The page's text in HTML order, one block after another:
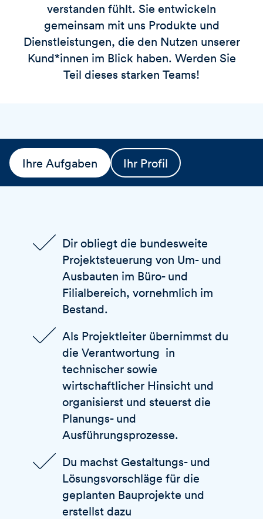
verstanden fühlt. Sie entwickeln
gemeinsam mit uns Produkte und
Dienstleistungen, die den Nutzen unserer
Kund*innen im Blick haben. Werden Sie
Teil dieses starken Teams!
Ihre Aufgaben Ihr Profil
Dir obliegt die bundesweite
Projektsteuerung von Um- und
Ausbauten im Büro- und
Filialbereich, vornehmlich im
Bestand.
Als Projektleiter übernimmst du
die Verantwortung in
technischer sowie
wirtschaftlicher Hinsicht und
organisierst und steuerst die
Planungs- und
Ausführungsprozesse.
Du machst Gestaltungs- und
Lösungsvorschläge für die
geplanten Bauprojekte und
erstellst dazu